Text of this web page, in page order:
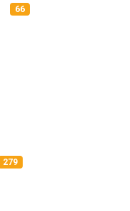
66
279